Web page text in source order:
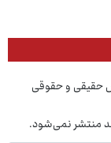
حقیقی و حقوقی
منتشر نمی‌شود.